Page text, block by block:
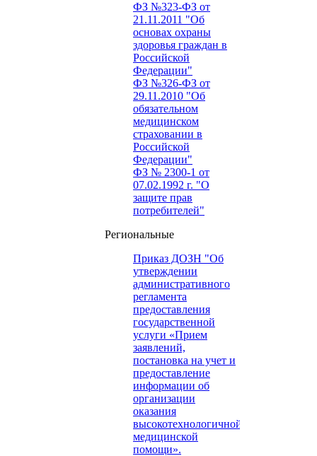
ФЗ №323-ФЗ от
21.11.2011 "Об
основах охраны
здоровья граждан в
Российской
Федерации"
ФЗ №326-ФЗ от
29.11.2010 "Об
обязательном
медицинском
страховании в
Российской
Федерации"
ФЗ № 2300-1 от
07.02.1992 г. "О
защите прав
потребителей"
Региональные
Приказ ДОЗН "Об
утверждении
административного
регламента
предоставления
государственной
услуги «Прием
заявлений,
постановка на учет и
предоставление
информации об
организации
оказания
высокотехнологичной
медицинской
помощи».